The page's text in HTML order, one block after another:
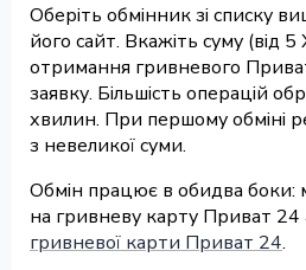
Оберіть обмінник зі списку
його сайт. Вкажіть суму (від
отримання гривневого
заявку. Більшість операцій
хвилин. При першому обміні
з невеликої суми.
Обмін працює в обидва боки:
на гривневу карту Приват 24
гривневої карти Приват 24.